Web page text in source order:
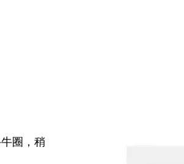
圈，稍